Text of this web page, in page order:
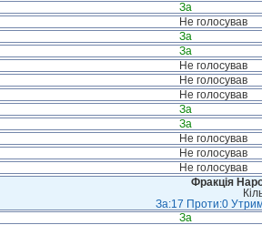
За
Не голосував
За
За
Не голосував
Не голосував
Не голосував
За
За
Не голосував
Не голосував
Не голосував
Фракція
За:17 Проти:0
За